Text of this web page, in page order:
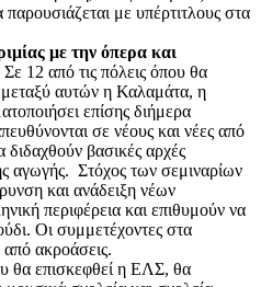
με υπέρτιτλους στα
με την όπερα και
Σε 12 από τις πόλεις όπου θα
μεταξύ αυτών η Καλαμάτα, η
επίσης διήμερα
σε νέους και νέες από
βασικές αρχές
αγωγής. Στόχος των σεμιναρίων
και ανάδειξη νέων
περιφέρεια και επιθυμούν να
Οι συμμετέχοντες στα
από ακροάσεις.
θα επισκεφθεί η ΕΛΣ, θα